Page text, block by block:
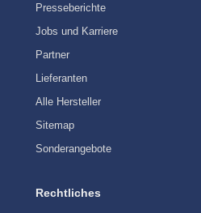
Presseberichte
Jobs und Karriere
Partner
Lieferanten
Alle Hersteller
Sitemap
Sonderangebote
Rechtliches